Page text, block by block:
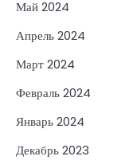
Май 2024
Апрель 2024
Март 2024
Февраль 2024
Январь 2024
Декабрь 2023